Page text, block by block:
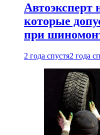
Автоэксперт
которые
при
2 года спустя2 года